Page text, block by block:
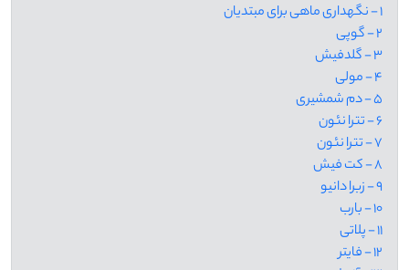
1 - نگهداری ماهی برای مبتدیان
2 - گوپی
3 - گلدفیش
4 - مولی
5 - دم شمشیری
6 - تترا نئون
7 - تترا نئون
8 - کت فیش
9 - زبرا دانیو
10 - بارب
11 - پلاتی
12 - فایتر